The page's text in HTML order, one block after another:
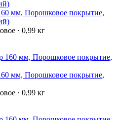
мм, Порошковое покрытие,
· 0,99 кг
мм, Порошковое покрытие,
· 0,99 кг